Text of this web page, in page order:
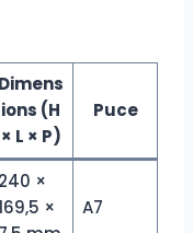
Dimens
ions (H
× L × P)
Puce
240 ×
×
A7